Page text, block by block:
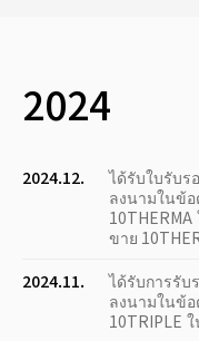
2024
2024.12.
ได้รับใบรับร
ลงนามในข้
10THERMA
ขาย
2024.11.
ได้รับการรับ
ลงนามในข้
10TRIPLE